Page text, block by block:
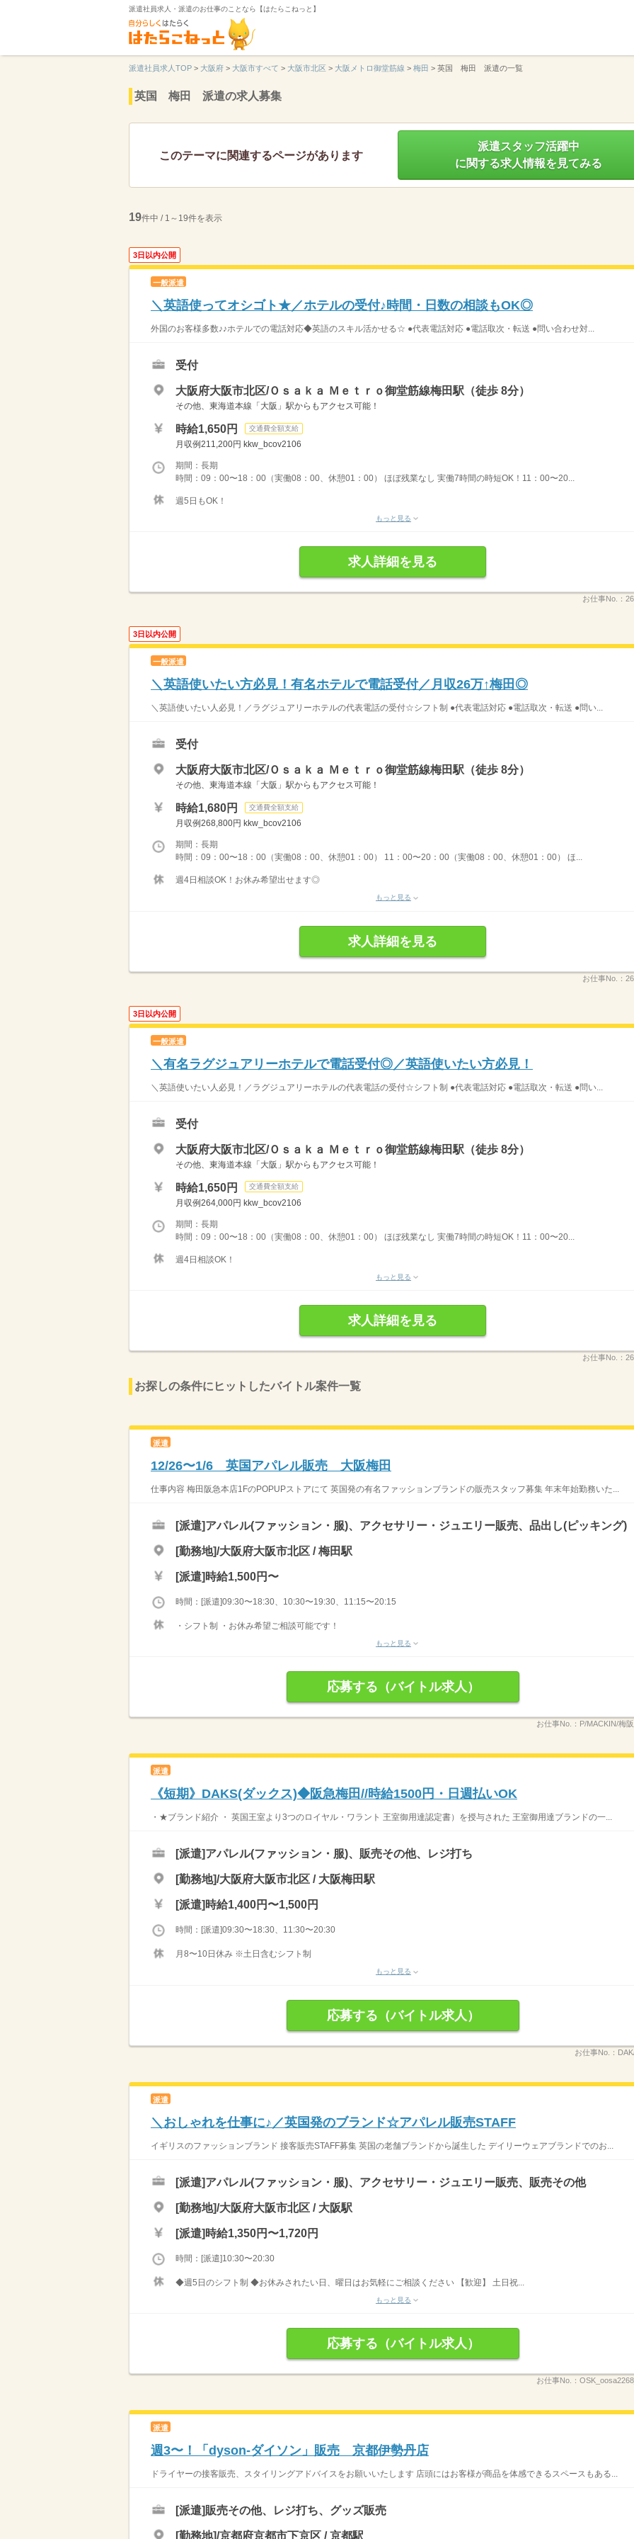
派遣社員求人・派遣のお仕事のことなら【はたらこねっと】
派遣社員求人TOP > 大阪府 > 大阪市すべて > 大阪市北区 > 大阪メトロ御堂筋線 > 梅田 > 英国 梅田 派遣の一覧
英国 梅田 派遣の求人募集
このテーマに関連するページがあります
派遣スタッフ活躍中
に関する求人情報を見てみる
19件中 / 1～19件を表示
3日以内公開
一般派遣
＼英語使ってオシゴト★／ホテルの受付♪時間・日数の相談もOK◎
外国のお客様多数♪♪ホテルでの電話対応◆英語のスキル活かせる☆ ●代表電話対応 ●電話取次・転送 ●問い合わせ対...
受付
大阪府大阪市北区/Ｏｓａｋａ Ｍｅｔｒｏ御堂筋線梅田駅（徒歩 8分）
その他、東海道本線「大阪」駅からもアクセス可能！
時給1,650円 交通費全額支給
月収例211,200円 kkw_bcov2106
期間：長期
時間：09：00〜18：00（実働08：00、休憩01：00） ほぼ残業なし 実働7時間の時短OK！11：00〜20...
週5日もOK！
もっと見る
求人詳細を見る
お仕事No.：
3日以内公開
一般派遣
＼英語使いたい方必見！有名ホテルで電話受付／月収26万↑梅田◎
＼英語使いたい人必見！／ラグジュアリーホテルの代表電話の受付☆シフト制 ●代表電話対応 ●電話取次・転送 ●問い...
受付
大阪府大阪市北区/Ｏｓａｋａ Ｍｅｔｒｏ御堂筋線梅田駅（徒歩 8分）
その他、東海道本線「大阪」駅からもアクセス可能！
時給1,680円 交通費全額支給
月収例268,800円 kkw_bcov2106
期間：長期
時間：09：00〜18：00（実働08：00、休憩01：00） 11：00〜20：00（実働08：00、休憩01：00） ほ...
週4日相談OK！お休み希望出せます◎
もっと見る
求人詳細を見る
お仕事No.：
3日以内公開
一般派遣
＼有名ラグジュアリーホテルで電話受付◎／英語使いたい方必見！
＼英語使いたい人必見！／ラグジュアリーホテルの代表電話の受付☆シフト制 ●代表電話対応 ●電話取次・転送 ●問い...
受付
大阪府大阪市北区/Ｏｓａｋａ Ｍｅｔｒｏ御堂筋線梅田駅（徒歩 8分）
その他、東海道本線「大阪」駅からもアクセス可能！
時給1,650円 交通費全額支給
月収例264,000円 kkw_bcov2106
期間：長期
時間：09：00〜18：00（実働08：00、休憩01：00） ほぼ残業なし 実働7時間の時短OK！11：00〜20...
週4日相談OK！
もっと見る
求人詳細を見る
お仕事No.：
お探しの条件にヒットしたバイトル案件一覧
派遣
12/26〜1/6 英国アパレル販売 大阪梅田
仕事内容 梅田阪急本店1FのPOPUPストアにて 英国発の有名ファッションブランドの販売スタッフ募集 年末年始勤務いた...
[派遣]アパレル(ファッション・服)、アクセサリー・ジュエリー販売、品出し(ピッキング)
[勤務地]/大阪府大阪市北区 / 梅田駅
[派遣] 時給1,500円〜
時間：[派遣]09:30〜18:30、10:30〜19:30、11:15〜20:15
・シフト制 ・お休み希望ご相談可能です！
もっと見る
応募する（バイトル求人）
お仕事No.： P/MACKIN/梅
派遣
《短期》DAKS(ダックス)◆阪急梅田//時給1500円・日週払いOK
・★ブランド紹介 ・ 英国王室より3つのロイヤル・ワラント 王室御用達認定書）を授与された 王室御用達ブランドの一...
[派遣]アパレル(ファッション・服)、販売その他、レジ打ち
[勤務地]/大阪府大阪市北区 / 大阪梅田駅
[派遣]時給1,400円〜1,500円
時間：[派遣]09:30〜18:30、11:30〜20:30
月8〜10日休み ※土日含むシフト制
もっと見る
応募する（バイトル求人）
お仕事No.：
派遣
＼おしゃれを仕事に♪／英国発のブランド☆アパレル販売STAFF
イギリスのファッションブランド 接客販売STAFF募集 英国の老舗ブランドから誕生した デイリーウェアブランドでのお...
[派遣]アパレル(ファッション・服)、アクセサリー・ジュエリー販売、販売その他
[勤務地]/大阪府大阪市北区 / 大阪駅
[派遣] 時給1,350円〜1,720円
時間：[派遣]10:30〜20:30
◆週5日のシフト制 ◆お休みされたい日、曜日はお気軽にご相談ください 【歓迎】 土日祝...
もっと見る
応募する（バイトル求人）
お仕事No.：
派遣
週3〜！「dyson-ダイソン」販売 京都伊勢丹店
ドライヤーの接客販売、スタイリングアドバイスをお願いいたします 店頭にはお客様が商品を体感できるスペースもある...
[派遣]販売その他、レジ打ち、グッズ販売
[勤務地]/京都府京都市下京区 / 京都駅